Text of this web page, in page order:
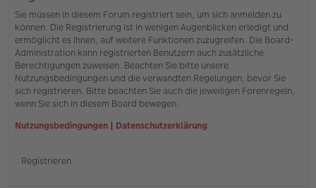
Sie müssen in diesem Forum registriert sein, um sich anmelden zu
können. Die Registrierung ist in wenigen Augenblicken erledigt und
ermöglicht es Ihnen, auf weitere Funktionen zuzugreifen. Die Board-
Administration kann registrierten Benutzern auch zusätzliche
Berechtigungen zuweisen. Beachten Sie bitte unsere
Nutzungsbedingungen und die verwandten Regelungen, bevor Sie
sich registrieren. Bitte beachten Sie auch die jeweiligen Forenregeln,
wenn Sie sich in diesem Board bewegen.
Nutzungsbedingungen | Datenschutzerklärung
Registrieren